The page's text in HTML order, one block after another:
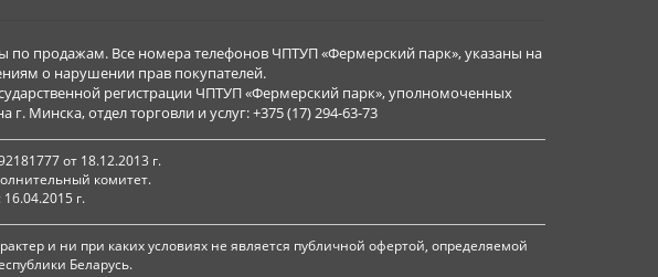
продажам. Все номера телефонов ЧПТУП «Фермерский парк», указаны на
о нарушении прав покупателей.
регистрации ЧПТУП «Фермерский парк», уполномоченных
Минска, отдел торговли и услуг: +375 (17) 294-63-73
от 18.12.2013 г.
комитет.
г.
и ни при каких условиях не является публичной офертой, определяемой
Беларусь.